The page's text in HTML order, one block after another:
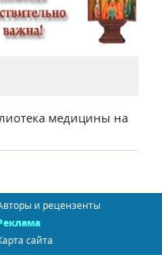
медицины на
и рецензенты
сайта